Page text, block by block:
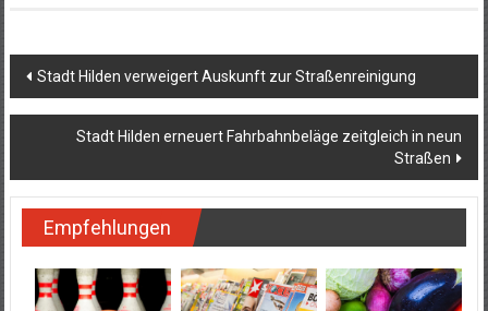
Beitragsnavigation
Stadt Hilden verweigert Auskunft zur Straßenreinigung
Stadt Hilden erneuert Fahrbahnbeläge zeitgleich in neun
Straßen
Empfehlungen